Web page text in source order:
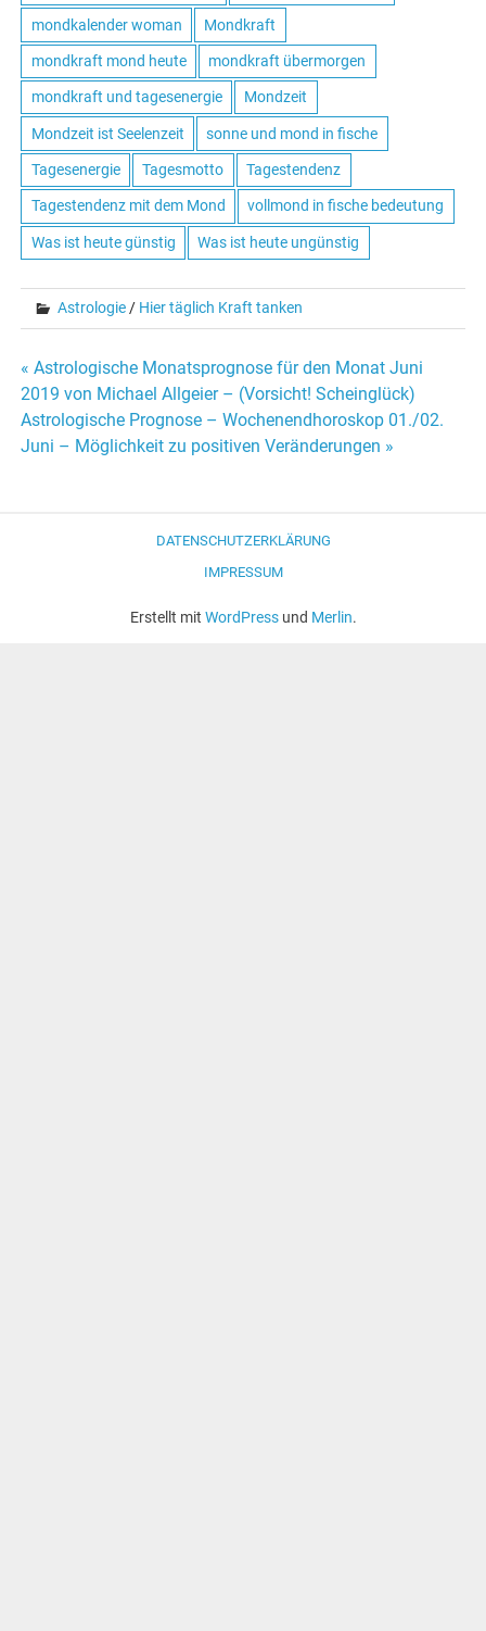
mondkalender woman Mondkraft
mondkraft mond heute mondkraft übermorgen
mondkraft und tagesenergie Mondzeit
Mondzeit ist Seelenzeit sonne und mond in fische
Tagesenergie Tagesmotto Tagestendenz
Tagestendenz mit dem Mond vollmond in fische bedeutung
Was ist heute günstig Was ist heute ungünstig
Astrologie / Hier täglich Kraft tanken
Beitrags-
Navigation
« Astrologische Monatsprognose für den Monat Juni
2019 von Michael Allgeier – (Vorsicht! Scheinglück)
Astrologische Prognose – Wochenendhoroskop 01./02.
Juni – Möglichkeit zu positiven Veränderungen »
DATENSCHUTZERKLÄRUNG
IMPRESSUM
Erstellt mit WordPressund Merlin.